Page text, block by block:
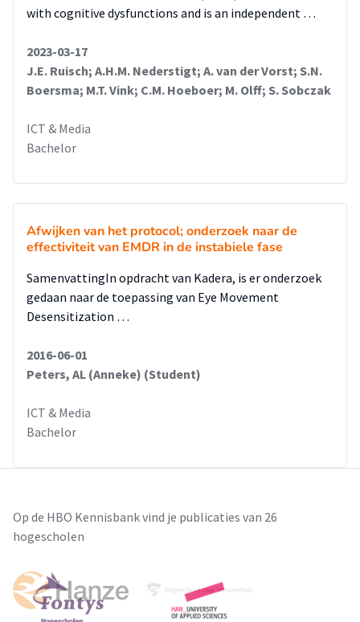
with cognitive dysfunctions and is an independent …
2023-03-17
J.E. Ruisch; A.H.M. Nederstigt; A. van der Vorst; S.N.
Boersma; M.T. Vink; C.M. Hoeboer; M. Olff; S. Sobczak
ICT & Media
Bachelor
Afwijken van het protocol; onderzoek naar de
effectiviteit van EMDR in de instabiele fase
SamenvattingIn opdracht van Kadera, is er onderzoek
gedaan naar de toepassing van Eye Movement
Desensitization …
2016-06-01
Peters, AL (Anneke) (Student)
ICT & Media
Bachelor
Op de HBO Kennisbank vind je publicaties van 26
hogescholen